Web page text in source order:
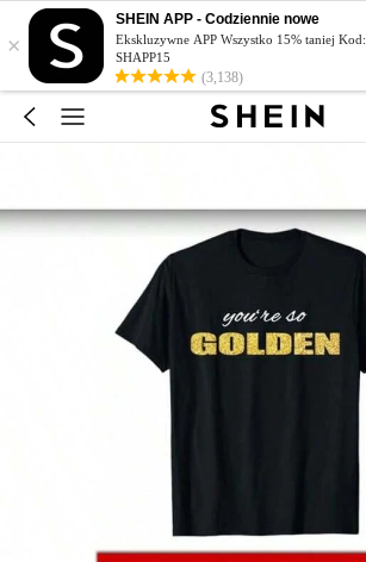
×
SHEIN APP - Codziennie nowe
Ekskluzywne APP Wszystko 15% taniej Kod:
SHAPP15
(3,138)